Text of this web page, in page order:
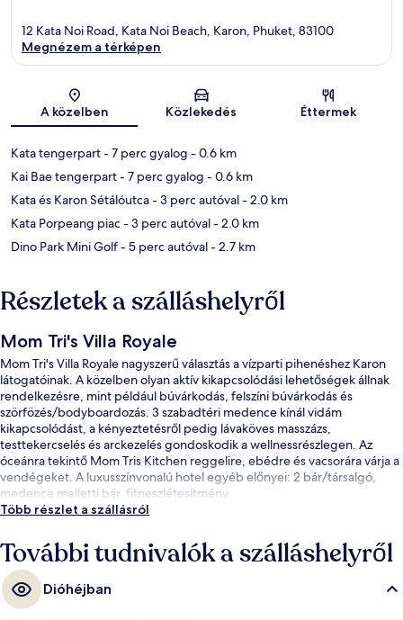
Térkép
12 Kata Noi Road, Kata Noi Beach, Karon, Phuket, 83100
Megnézem a térképen
A közelben Közlekedés Éttermek
Kata tengerpart- 7 perc gyalog - 0.6 km
Kai Bae tengerpart- 7 perc gyalog - 0.6 km
Kata és Karon Sétálóutca- 3 perc autóval- 2.0 km
Kata Porpeang piac- 3 perc autóval- 2.0 km
Dino Park Mini Golf- 5 perc autóval- 2.7 km
Részletek a szálláshelyről
Mom Tri's Villa Royale
Mom Tri's Villa Royale nagyszerű választás a vízparti pihenéshez Karon
látogatóinak. A közelben olyan aktív kikapcsolódási lehetőségek állnak
rendelkezésre, mint például búvárkodás, felszíni búvárkodás és
szörfözés/bodyboardozás. 3 szabadtéri medence kínál vidám
kikapcsolódást, a kényeztetésről pedig lávaköves masszázs,
testtekercselés és arckezelés gondoskodik a wellnessrészlegen. Az
óceánra tekintő Mom Tris Kitchen reggelire, ebédre és vacsorára várja a
vendégeket. A luxusszínvonalú hotel egyéb előnyei: 2 bár/társalgó,
medence melletti bár, fitneszlétesítmény.
Több részlet a szállásról
További tudnivalók a szálláshelyről
Dióhéjban